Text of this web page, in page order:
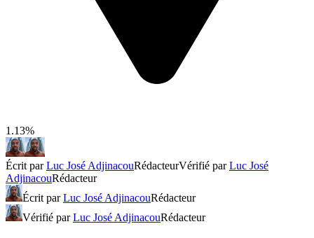
1.13%
Écrit parLuc José AdjinacouRédacteurVérifié parLuc José
AdjinacouRédacteur
Écrit parLuc José AdjinacouRédacteur
Vérifié parLuc José AdjinacouRédacteur